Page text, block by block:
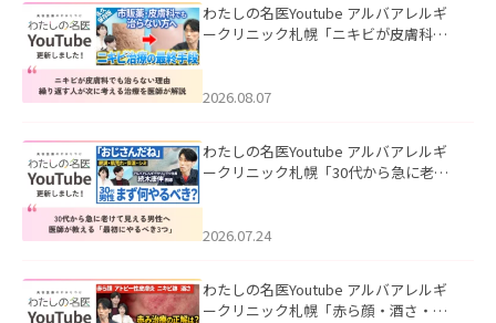
わたしの名医Youtube アルバアレルギ
ークリニック札幌「ニキビが皮膚科で
ました。
2026.08.07
わたしの名医Youtube アルバアレルギ
ークリニック札幌「30代から急に老け
た。
2026.07.24
わたしの名医Youtube アルバアレルギ
ークリニック札幌「赤ら顔・酒さ・ニ